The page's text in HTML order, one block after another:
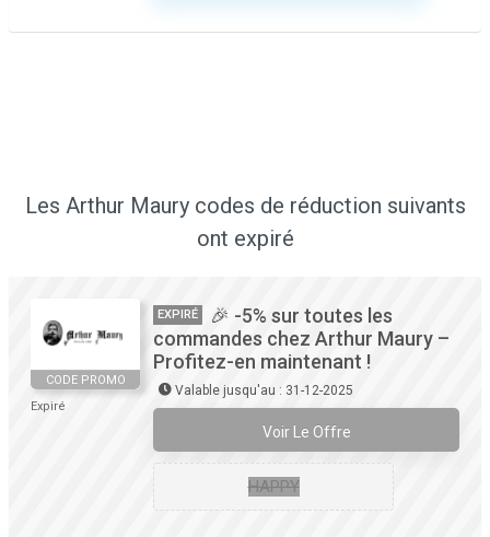
Les Arthur Maury codes de réduction suivants
ont expiré
CODE PROMO
Expiré
EXPIRÉ
🎉 -5% sur toutes les
commandes chez Arthur Maury –
Profitez-en maintenant !
Valable jusqu'au : 31-12-2025
Voir Le Offre
HAPPY